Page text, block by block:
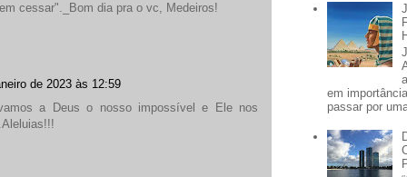
cessar"._Bom dia pra o vc, Medeiros!
de 2023 às 12:59
a Deus o nosso impossível e Ele nos
em
passar por